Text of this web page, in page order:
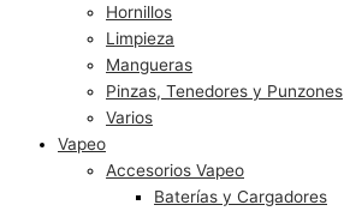
Hornillos
Limpieza
Mangueras
Pinzas, Tenedores y Punzones
Varios
Vapeo
Accesorios Vapeo
Baterías y Cargadores